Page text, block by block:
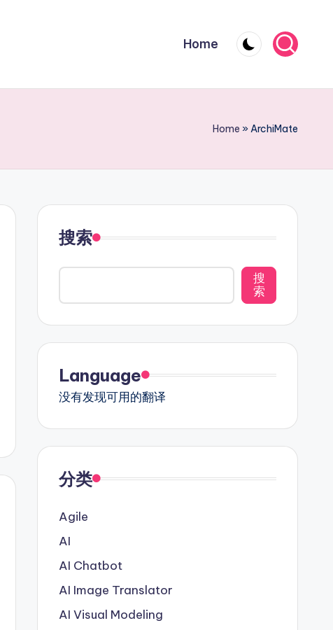
Home
Home »ArchiMate
搜索
搜
索
Language
没有发现可用的翻译
分类
Agile
AI
AI Chatbot
AI Image Translator
AI Visual Modeling